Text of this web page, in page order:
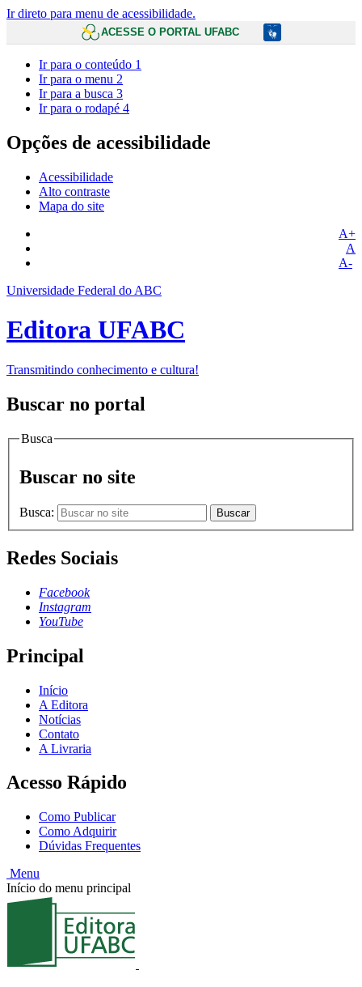
Ir direto para menu de acessibilidade.
ACESSE O PORTAL UFABC
Ir para o conteúdo 1
Ir para o menu 2
Ir para a busca 3
Ir para o rodapé 4
Opções de acessibilidade
Acessibilidade
Alto contraste
Mapa do site
A+
A
A-
Universidade Federal do ABC
Editora UFABC
Transmitindo conhecimento e cultura!
Buscar no portal
Busca
Buscar no site
Busca: Buscar
Redes Sociais
Facebook
Instagram
YouTube
Principal
Início
A Editora
Notícias
Contato
A Livraria
Acesso Rápido
Como Publicar
Como Adquirir
Dúvidas Frequentes
Menu
Início do menu principal